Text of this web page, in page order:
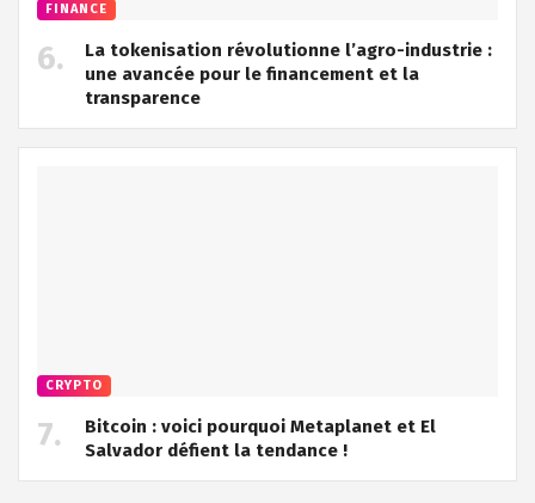
FINANCE
La tokenisation révolutionne l’agro-industrie :
une avancée pour le financement et la
transparence
CRYPTO
Bitcoin : voici pourquoi Metaplanet et El
Salvador défient la tendance !